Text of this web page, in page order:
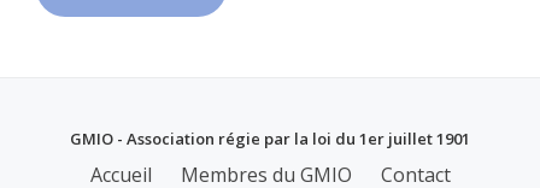
GMIO - Association régie par la loi du 1er juillet 1901
Accueil Membres du GMIO Contact